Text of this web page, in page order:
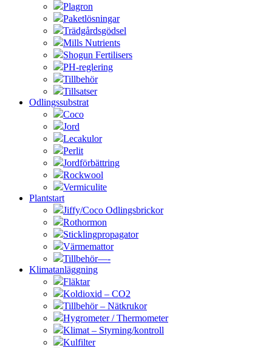
Plagron
Paketlösningar
Trädgårdsgödsel
Mills Nutrients
Shogun Fertilisers
PH-reglering
Tillbehör
Tillsatser
Odlingssubstrat
Coco
Jord
Lecakulor
Perlit
Jordförbättring
Rockwool
Vermiculite
Plantstart
Jiffy/Coco Odlingsbrickor
Rothormon
Sticklingpropagator
Värmemattor
Tillbehör—-
Klimatanläggning
Fläktar
Koldioxid – CO2
Tillbehör – Nätkrukor
Hygrometer / Thermometer
Klimat – Styrning/kontroll
Kulfilter